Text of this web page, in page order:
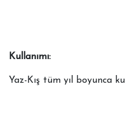
Kullanımı:
Yaz-Kış tüm yıl boyunca